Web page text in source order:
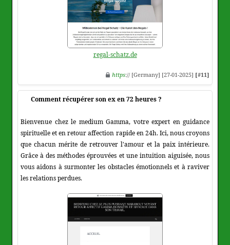
regal-schatz.de
https:// [Germany] [27-01-2025] [#11]
Comment récupérer son ex en 72 heures ?
Bienvenue chez le medium Gamma, votre expert en guidance
spirituelle et en retour affection rapide en 24h. Ici, nous croyons
que chacun mérite de retrouver l'amour et la paix intérieure.
Grâce à des méthodes éprouvées et une intuition aiguisée, nous
vous aidons à surmonter les obstacles émotionnels et à raviver
les relations perdues.